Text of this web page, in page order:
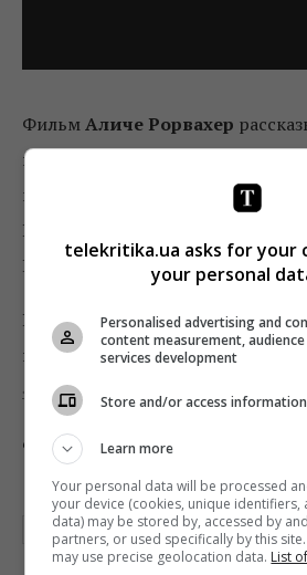
ФильмАличе Рорвахер
простодушного деревенского
избалованного аристократа
Рорвахер получила премию за
Каннского кинофестиваля.
Ранее мы рассказывали, как
показами взаблокированном
«Киев»
Фото: Arthouse Traffic
НЕДЕЛЯ ШВЕЙЦАРСКОГО КИНО
telekritika.ua asks for your
your personal
Personalised advertising and
content measurement,
services development
Store and/or access
Learn more
Your personal data will be processed
your device (cookies, unique identifiers,
data) may be stored by, accessed by
partners, or used specifically by this
may use precise geolocation data. List